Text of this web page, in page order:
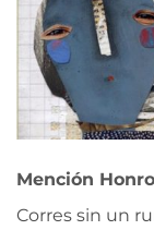
Mención
Corres sin un